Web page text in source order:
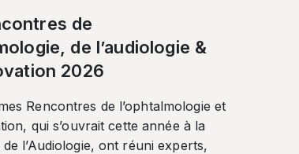
de
de l’audiologie &
2026
Rencontres de l’ophtalmologie et
qui s’ouvrait cette année à la
l’Audiologie, ont réuni experts,